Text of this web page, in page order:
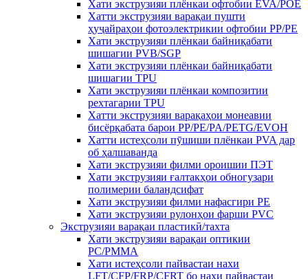
Хати экструзияи плёнкаи офтобии EVA/POE
Хатти экструзияи варақаи пушти
ҳуҷайраҳои фотоэлектрикии офтобии PP/PE
Хати экструзияи плёнкаи байниқабати
шишагии PVB/SGP
Хати экструзияи плёнкаи байниқабати
шишагии TPU
Хати экструзияи плёнкаи композитии
рехтагарии TPU
Хатти экструзияи варақаҳои монеавии
бисёрқабата барои PP/PE/PA/PETG/EVOH
Хатти истеҳсоли пӯшиши плёнкаи PVA дар
об ҳалшаванда
Хати экструзияи филми ороишии ПЭТ
Хати экструзияи ғалтакҳои обногузари
полимерии баландсифат
Хати экструзияи филми нафасгири PE
Хати экструзияи рулонҳои фарши PVC
Экструзияи варақаи пластикӣ/тахта
Хати экструзияи варақаи оптикии
PC/PMMA
Хати истеҳсоли пайвастаи нахи
LFT/CFP/FRP/CFRT бо нахи пайвастаи